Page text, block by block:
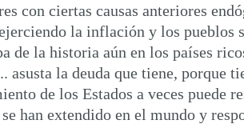
con ciertas causas anteriores
la inflación y los pueblos
de la historia aún en los países
la deuda que tiene, porque
de los Estados a veces puede
han extendido en el mundo y